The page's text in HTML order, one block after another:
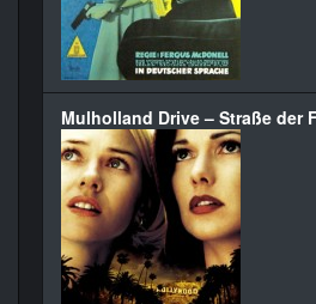
Mulholland Drive – Straße der